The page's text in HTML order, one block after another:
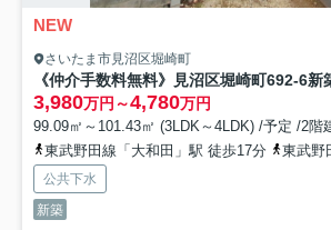
NEW
さいたま市見沼区堀崎町
3,980万円～4,780万円
99.09㎡～101.43㎡ (3LDK～4LDK) /予定 /2階
東武野田線「大和田」駅 徒歩17分
東武野田
公共下水
新築